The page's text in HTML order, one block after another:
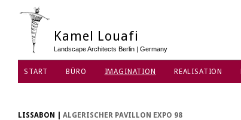
Kamel Louafi
Landscape Architects Berlin | Germany
START BÜRO IMAGINATION REALISATION
LISSABON ALGERISCHER PAVILLON EXPO 98